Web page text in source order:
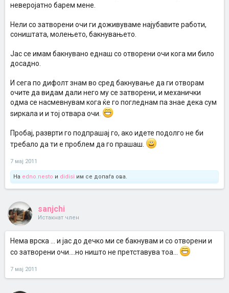
неверојатно барем мене.
Нели со затворени очи ги доживуваме најубавите работи,
соништата, молењето, бакнувањето.
Јас се имам бакнувано еднаш со отворени очи кога ми било
досадно.
И сега по дифолт знам во сред бакнување да ги отворам
очите да видам дали него му се затворени, и механички
одма се насмевнувам кога ќе го погледнам па знае дека сум
ѕиркала и и тој отвара очи.
Пробај, разврти го подпрашај го, ако идете подолго не би
требало да ти е проблем да го прашаш.
7 мај 2011
На edno.nesto и didisi им се допаѓа ова.
sanjchi
Истакнат член
Нема врска ... и јас до дечко ми се бакнувам и со отворени и
со затворени очи....но ништо не претставува тоа...
7 мај 2011